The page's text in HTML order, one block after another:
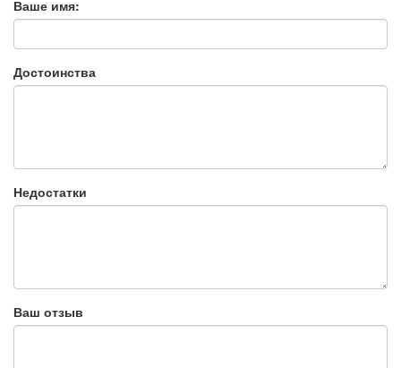
Ваше имя:
Достоинства
Недостатки
Ваш отзыв